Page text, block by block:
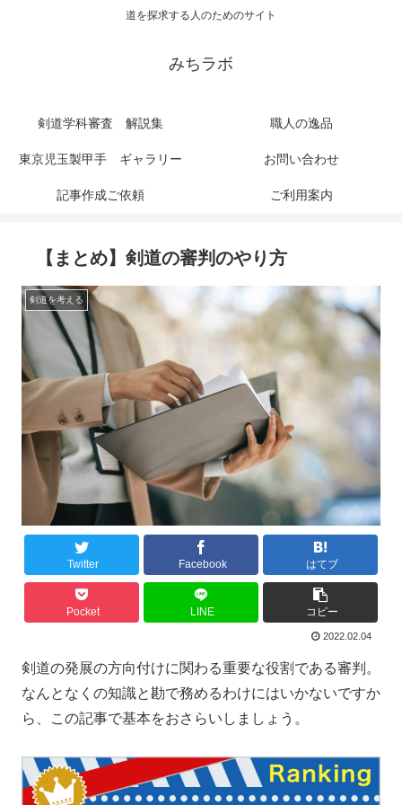
道を探求する人のためのサイト
みちラボ
剣道学科審査 解説集 職人の逸品
東京児玉製甲手 ギャラリー お問い合わせ
記事作成ご依頼 ご利用案内
【まとめ】剣道の審判のやり方
剣道を考える
Twitter Facebook はてブ
Pocket LINE コピー
2022.02.04
剣道の発展の方向付けに関わる重要な役割である審判。
なんとなくの知識と勘で務めるわけにはいかないですか
ら、この記事で基本をおさらいしましょう。